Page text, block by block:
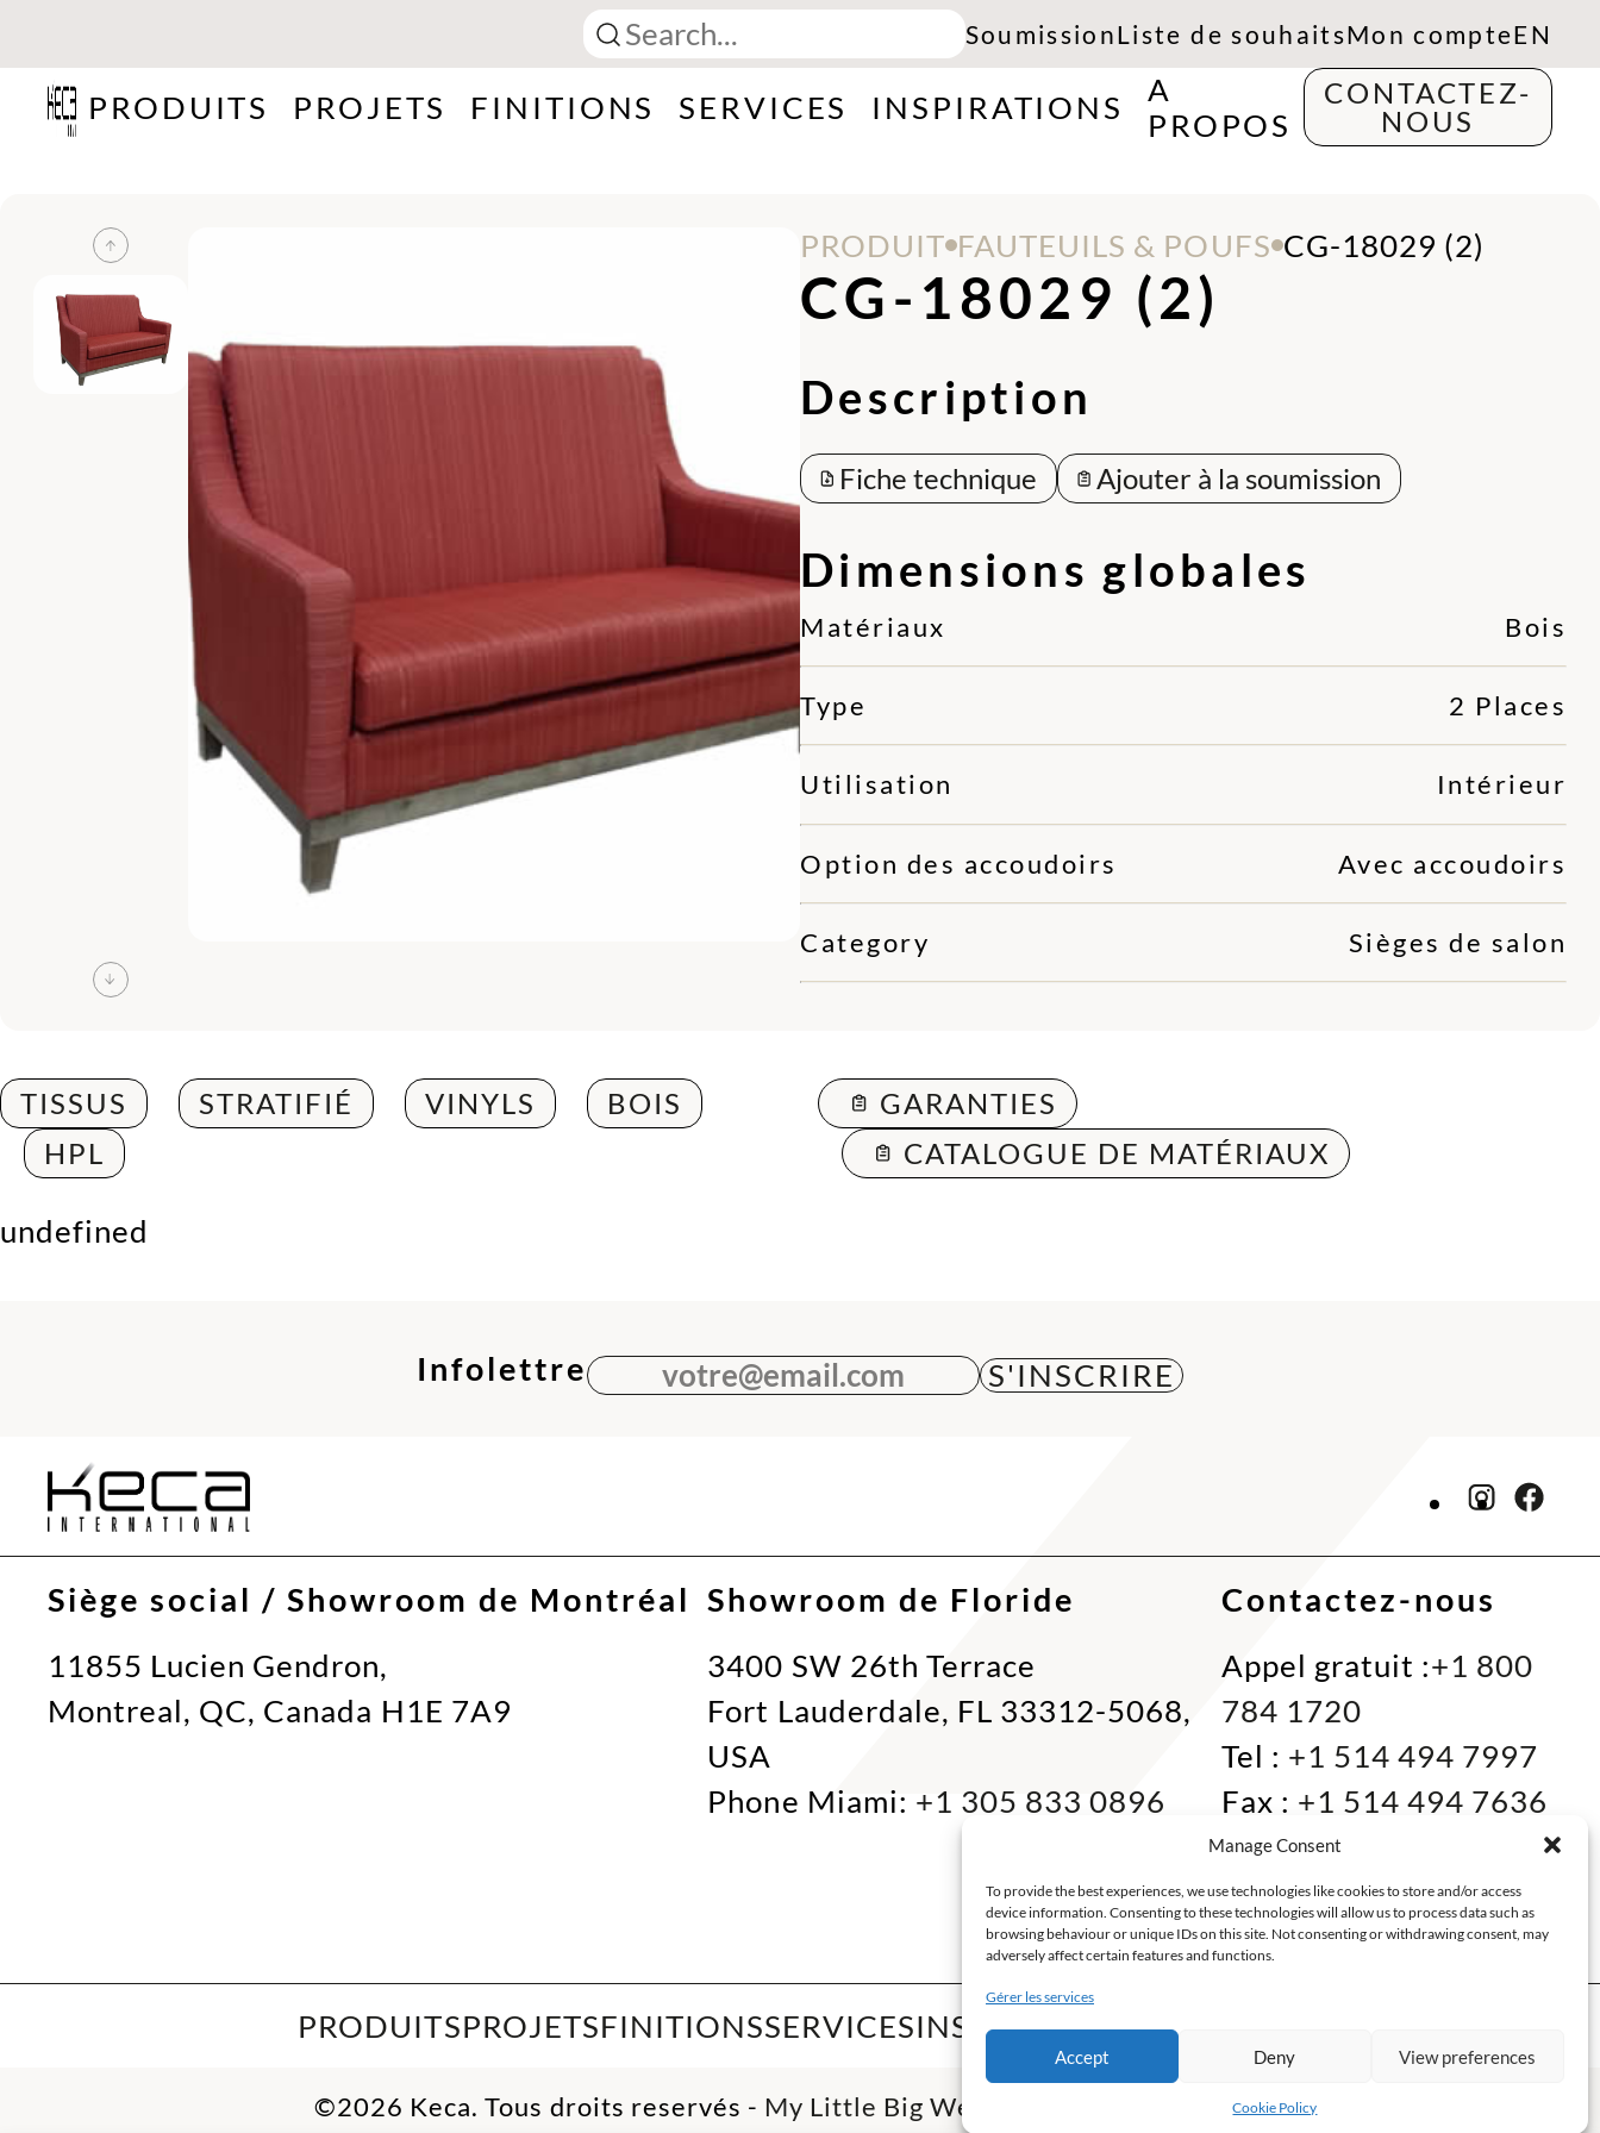
Manage Consent
To provide the best experiences, we use technologies like cookies to store and/or access
device information. Consenting to these technologies will allow us to process data such as
browsing behaviour or unique IDs on this site. Not consenting or withdrawing consent, may
adversely affect certain features and functions.
Gérer les services
Accept Deny View preferences
Cookie Policy
SoumissionListe de souhaitsMon compteEN
PRODUITS PROJETS FINITIONS SERVICES INSPIRATIONS
A
PROPOS
CONTACTEZ-
NOUS
PRODUIT FAUTEUILS & POUFS CG-18029 (2)
CG-18029 (2)
Description
Fiche technique Ajouter à la soumission
Dimensions globales
Matériaux Bois
Type 2 Places
Utilisation Intérieur
Option des accoudoirs Avec accoudoirs
Category Sièges de salon
TISSUS STRATIFIÉ VINYLS
BOIS
HPL
GARANTIES
CATALOGUE DE MATÉRIAUX
undefined
Infolettrevotre@email.com
Siège social / Showroom de Montréal
11855 Lucien Gendron,
Montreal, QC, Canada H1E 7A9
Showroom de Floride
3400 SW 26th Terrace
Fort Lauderdale, FL 33312-5068,
USA
Phone Miami: +1 305 833 0896
Contactez-nous
Appel gratuit :+1 800
784 1720
Tel : +1 514 494 7997
Fax : +1 514 494 7636
Miami :+1 305 833
0866
E-mail :info@keca.ca
PRODUITSPROJETSFINITIONSSERVICESINSPIRATIONSA PROPOS
©2026 Keca. Tous droits reservés - My Little Big Web - Agence web Montréal